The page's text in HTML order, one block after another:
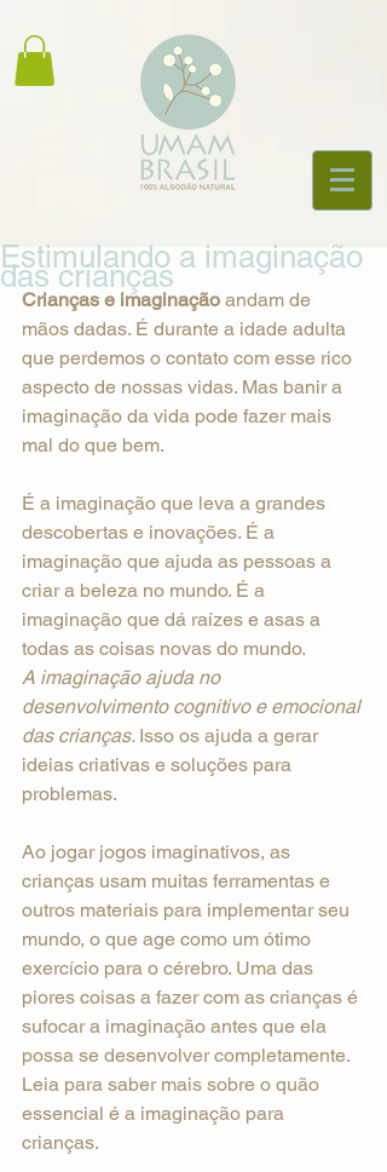
Estimulando a imaginação
das crianças
Crianças e imaginação andam de
mãos dadas. É durante a idade adulta
que perdemos o contato com esse rico
aspecto de nossas vidas. Mas banir a
imaginação da vida pode fazer mais
mal do que bem.
É a imaginação que leva a grandes
descobertas e inovações. É a
imaginação que ajuda as pessoas a
criar a beleza no mundo. É a
imaginação que dá raízes e asas a
todas as coisas novas do mundo.
A imaginação ajuda no
desenvolvimento cognitivo e emocional
das crianças. Isso os ajuda a gerar
ideias criativas e soluções para
problemas.
Ao jogar jogos imaginativos, as
crianças usam muitas ferramentas e
outros materiais para implementar seu
mundo, o que age como um ótimo
exercício para o cérebro. Uma das
piores coisas a fazer com as crianças é
sufocar a imaginação antes que ela
possa se desenvolver completamente.
Leia para saber mais sobre o quão
essencial é a imaginação para
crianças.